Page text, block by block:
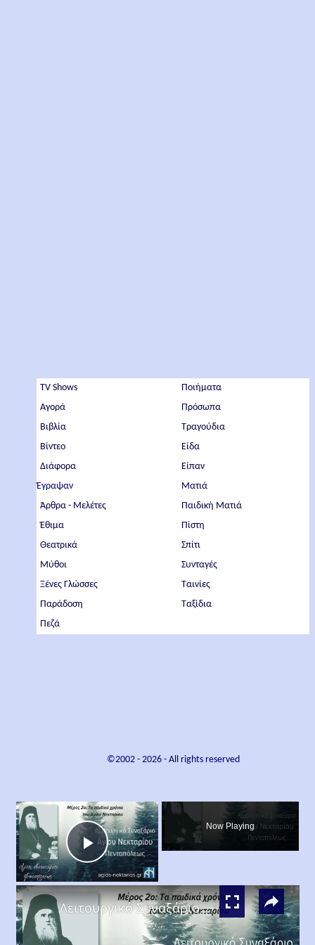
TV Shows
Αγορά
Βιβλία
Βίντεο
Διάφορα
Έγραψαν
Άρθρα - Μελέτες
Έθιμα
Θεατρικά
Μύθοι
Ξένες Γλώσσες
Παράδοση
Πεζά
Ποιήματα
Πρόσωπα
Τραγούδια
Είδα
Είπαν
Ματιά
Παιδική Ματιά
Πίστη
Σπίτι
Συνταγές
Ταινίες
Ταξίδια
©2002 - 2026- All rights reserved
×
Play
Video
Now Playing
×
Λειτουργικό Συναξάριο Αγίου Νεκταρίου Πενταπόλεως | Μέρος 2ο: Τα παιδικά χρόνια του Αγίου Νεκταρίου